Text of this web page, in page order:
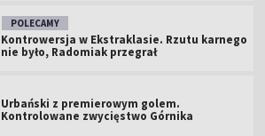
POLECAMY
Kontrowersja w Ekstraklasie. Rzutu karnego
nie było, Radomiak przegrał
Urbański z premierowym golem.
Kontrolowane zwycięstwo Górnika